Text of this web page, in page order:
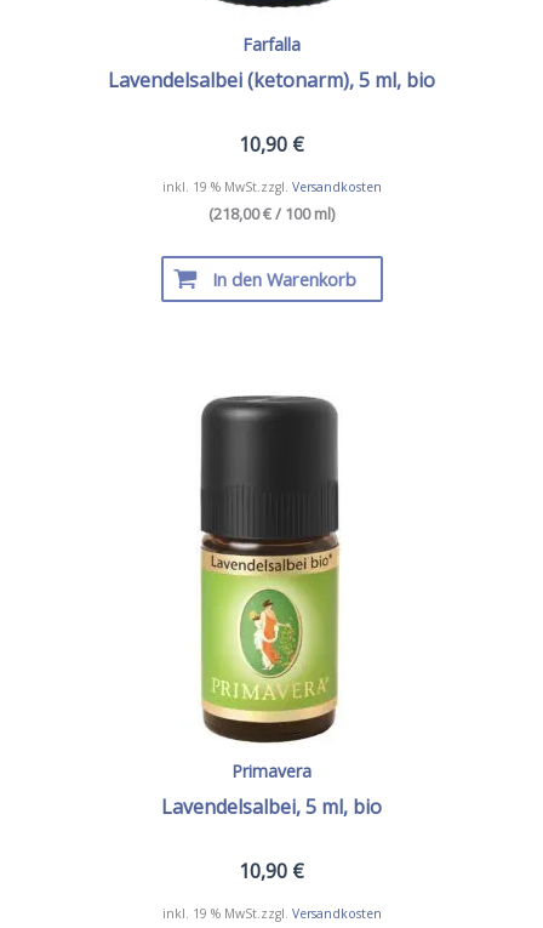
Farfalla
Lavendelsalbei (ketonarm), 5 ml, bio
10,90 €
inkl. 19 % MwSt.zzgl. Versandkosten
(218,00 € / 100 ml)
In den Warenkorb
Primavera
Lavendelsalbei, 5 ml, bio
10,90 €
inkl. 19 % MwSt.zzgl. Versandkosten